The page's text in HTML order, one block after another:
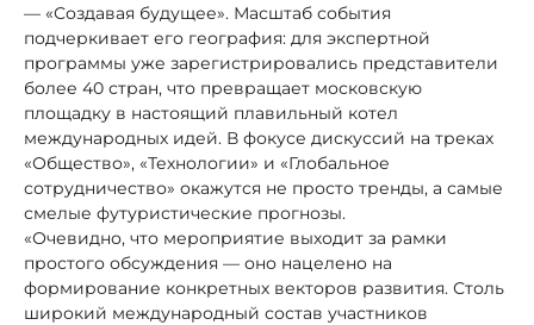
— «Создавая будущее». Масштаб события
подчеркивает его география: для экспертной
программы уже зарегистрировались представители
более 40 стран, что превращает московскую
площадку в настоящий плавильный котел
международных идей. В фокусе дискуссий на треках
«Общество», «Технологии» и «Глобальное
сотрудничество» окажутся не просто тренды, а самые
смелые футуристические прогнозы.
«Очевидно, что мероприятие выходит за рамки
простого обсуждения — оно нацелено на
формирование конкретных векторов развития. Столь
широкий международный состав участников